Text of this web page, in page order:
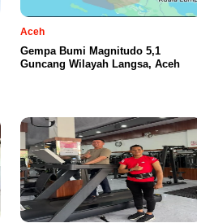
Aceh
Gempa Bumi Magnitudo 5,1
Guncang Wilayah Langsa, Aceh